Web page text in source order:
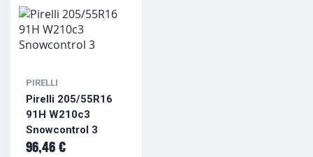
PIRELLI
Pirelli 205/55R16
91H W210c3
Snowcontrol 3
96,46 €